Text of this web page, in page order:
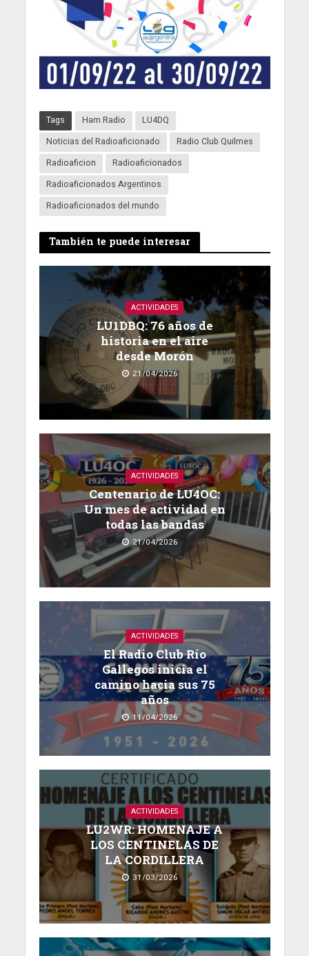
Tags Ham Radio
LU4DQ
Noticias del Radioaficionado
Radio Club Quilmes
Radioaficion
Radioaficionados
Radioaficionados Argentinos
Radioaficionados del mundo
También te puede interesar
ACTIVIDADES
LU1DBQ: 76 años de
historia en el aire
desde Morón
21/04/2026
ACTIVIDADES
Centenario de LU4OC:
Un mes de actividad en
todas las bandas
21/04/2026
ACTIVIDADES
El Radio Club Río
Gallegos inicia el
camino hacia sus 75
años
11/04/2026
ACTIVIDADES
LU2WR: HOMENAJE A
LOS CENTINELAS DE
LA CORDILLERA
31/03/2026